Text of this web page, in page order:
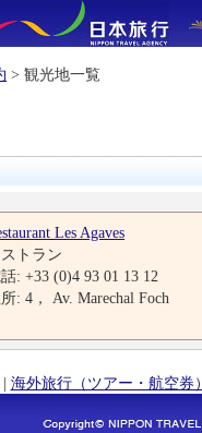
> 観光地一覧
Les Agaves
トラン
: +33 (0)4 93 01 13 12
: 4， Av. Marechal Foch
| 海外旅行（ツアー・航空券）